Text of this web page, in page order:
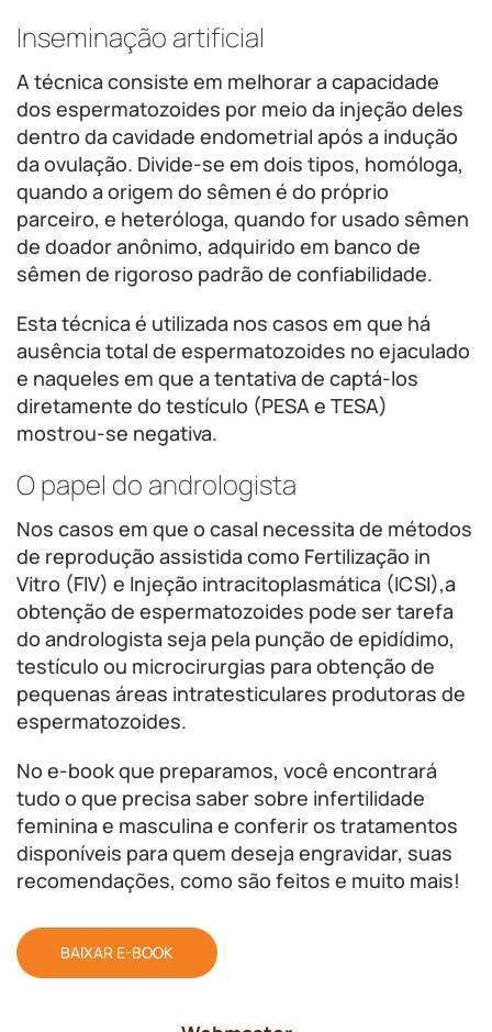
Inseminação artificial
A técnica consiste em melhorar a capacidade
dos espermatozoides por meio da injeção deles
dentro da cavidade endometrial após a indução
da ovulação. Divide-se em dois tipos, homóloga,
quando a origem do sêmen é do próprio
parceiro, e heteróloga, quando for usado sêmen
de doador anônimo, adquirido em banco de
sêmen de rigoroso padrão de confiabilidade.
Esta técnica é utilizada nos casos em que há
ausência total de espermatozoides no ejaculado
e naqueles em que a tentativa de captá-los
diretamente do testículo (PESA e TESA)
mostrou-se negativa.
O papel do andrologista
Nos casos em que o casal necessita de métodos
de reprodução assistida como Fertilização in
Vitro (FIV) e Injeção intracitoplasmática (ICSI),a
obtenção de espermatozoides pode ser tarefa
do andrologista seja pela punção de epidídimo,
testículo ou microcirurgias para obtenção de
pequenas áreas intratesticulares produtoras de
espermatozoides.
No e-book que preparamos, você encontrará
tudo o que precisa saber sobre infertilidade
feminina e masculina e conferir os tratamentos
disponíveis para quem deseja engravidar, suas
recomendações, como são feitos e muito mais!
BAIXAR E-BOOK